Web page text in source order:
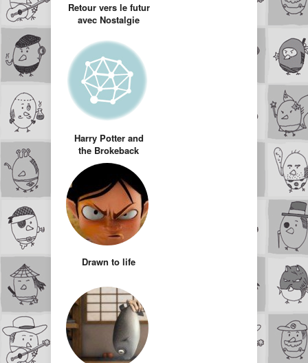
Retour vers le futur
avec Nostalgie
Harry Potter and
the Brokeback
Goblet (Harry
Potter versio
Brokeback
Mountain)
Drawn to life